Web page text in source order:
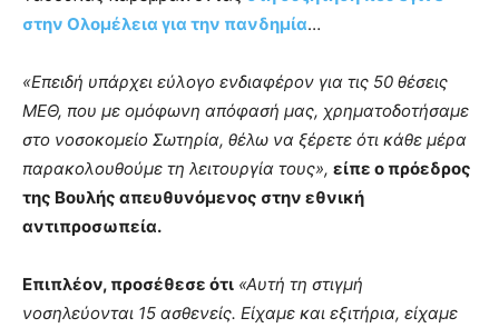
στην Ολομέλεια για την πανδημία…
«Επειδή υπάρχει εύλογο ενδιαφέρον για τις 50 θέσεις
ΜΕΘ, που με ομόφωνη απόφασή μας, χρηματοδοτήσαμε
στο νοσοκομείο Σωτηρία, θέλω να ξέρετε ότι κάθε μέρα
παρακολουθούμε τη λειτουργία τους», είπε ο πρόεδρος
της Βουλής απευθυνόμενος στην εθνική
αντιπροσωπεία.
Επιπλέον, προσέθεσε ότι «Αυτή τη στιγμή
νοσηλεύονται 15 ασθενείς. Είχαμε και εξιτήρια, είχαμε